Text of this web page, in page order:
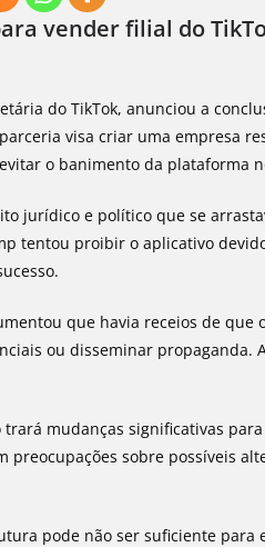
vender filial do
do TikTok, anunciou a
visa criar uma empresa
o banimento da plataforma
jurídico e político que se
tentou proibir o aplicativo
que havia receios de
ou disseminar propaganda.
mudanças significativas
preocupações sobre possíveis
pode não ser suficiente